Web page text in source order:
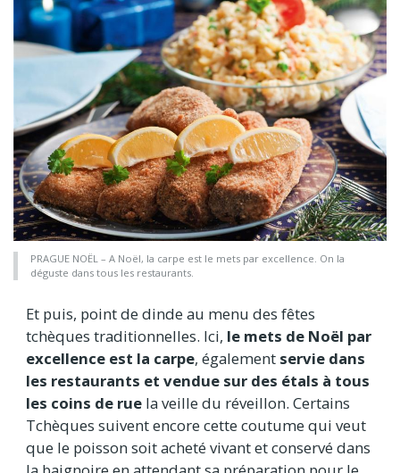
PRAGUE NOËL – A Noël, la carpe est le mets par excellence. On la
déguste dans tous les restaurants.
Et puis, point de dinde au menu des fêtes
tchèques traditionnelles. Ici, le mets de Noël par
excellence est la carpe, également servie dans
les restaurants et vendue sur des étals à tous
les coins de rue la veille du réveillon. Certains
Tchèques suivent encore cette coutume qui veut
que le poisson soit acheté vivant et conservé dans